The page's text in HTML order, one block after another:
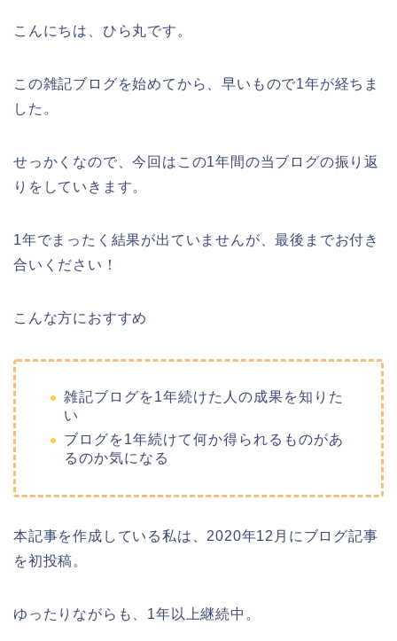
こんにちは、ひら丸です。
この雑記ブログを始めてから、早いもので1年が経ちま
した。
せっかくなので、今回はこの1年間の当ブログの振り返
りをしていきます。
1年でまったく結果が出ていませんが、最後までお付き
合いください！
こんな方におすすめ
雑記ブログを1年続けた人の成果を知りた
い
ブログを1年続けて何か得られるものがあ
るのか気になる
本記事を作成している私は、2020年12月にブログ記事
を初投稿。
ゆったりながらも、1年以上継続中。